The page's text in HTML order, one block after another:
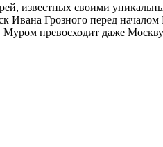
известных своими
Ивана Грозного перед началом
превосходит даже